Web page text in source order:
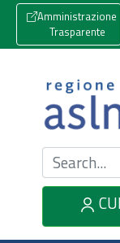
Amministrazione
Trasparente
Cerca nel sito